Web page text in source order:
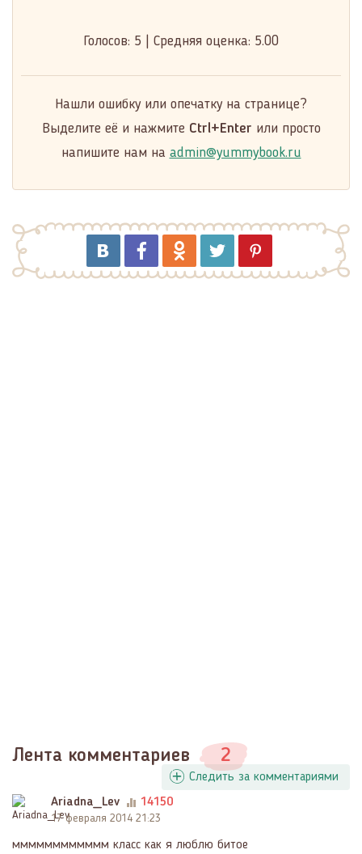
Голосов: 5 Средняя оценка: 5.00
Нашли ошибку или опечатку на странице?
Выделите её и нажмите Ctrl+Enter или просто
напишите нам на admin@yummybook.ru
Лента комментариев 2
Следить за комментариями
Ariadna_Lev
14150
17 февраля 2014 21:23
мммммммммммм класс как я люблю битое